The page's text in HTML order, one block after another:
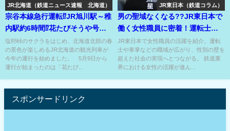
JR北海道（鉄道ニュース速報 北海道）
宗谷本線急行運転⁉JR旭川駅～稚
内駅約6時間⁉花たびそうや号運
行スタート！
塩狩峠のサクラをはじめ、北海道北部の春
の景色が楽しめるJR北海道の観光列車が
今年の運行を始めました。 5月9日から
運行が始まったのは「花たび...
JR東日本（鉄道コラム）
男の聖域なくなる??JR東日本で
働く女性職員に密着！運転士・
車掌など 広がる活躍の場⁉
JR東日本で女性職員の活躍を紹介。運転
士や車掌などの職域が広がり、性別の壁を
超えた社会の実現へとつながる。 鉄道業
界における女性の活躍が進ん...
スポンサードリンク